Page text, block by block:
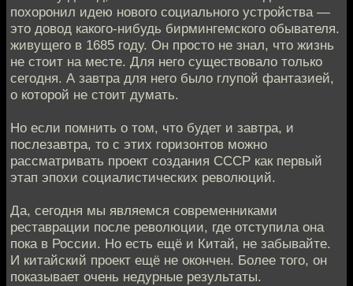
похоронил идею нового социального устройства —
это довод какого-нибудь бирмингемского обывателя.
живущего в 1685 году. Он просто не знал, что жизнь
не стоит на месте. Для него существовало только
сегодня. А завтра для него было глупой фантазией,
о которой не стоит думать.
Но если помнить о том, что будет и завтра, и
послезавтра, то с этих горизонтов можно
рассматривать проект создания СССР как первый
этап эпохи социалистических революций.
Да, сегодня мы являемся современниками
реставрации после революции, где отступила она
пока в России. Но есть ещё и Китай, не забывайте.
И китайский проект ещё не окончен. Более того, он
показывает очень недурные результаты.